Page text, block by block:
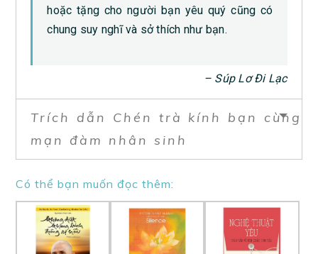
hoặc tặng cho người bạn yêu quý cũng có
chung suy nghĩ và sở thích như bạn.
– Súp Lơ Đi Lạc
Trích dẫn Chén trà kính bạn cùng
mạn đàm nhân sinh
Có thể bạn muốn đọc thêm: